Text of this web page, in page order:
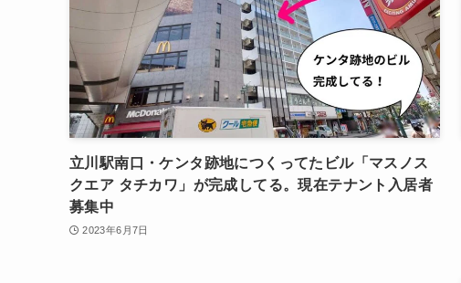
立川駅南口・ケンタ跡地につくってたビル「マスノス
クエア タチカワ」が完成してる。現在テナント入居者
募集中
2023年6月7日